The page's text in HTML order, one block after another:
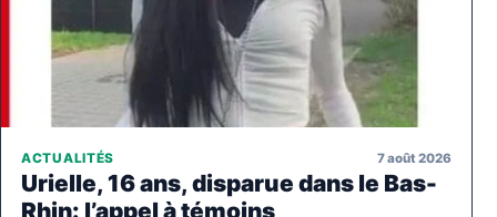
ACTUALITÉS 7 août 2026
Urielle, 16 ans, disparue dans le Bas-
Rhin: l’appel à témoins